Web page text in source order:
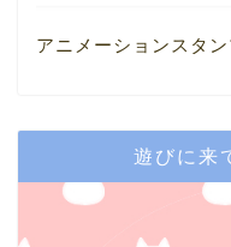
アニメーションスタ
遊びに来